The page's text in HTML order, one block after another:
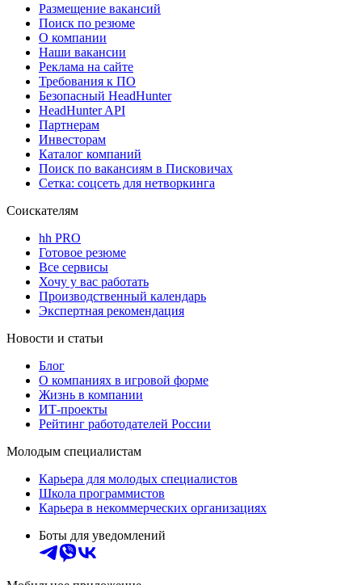
Размещение вакансий
Поиск по резюме
О компании
Наши вакансии
Реклама на сайте
Требования к ПО
Безопасный HeadHunter
HeadHunter API
Партнерам
Инвесторам
Каталог компаний
Поиск по вакансиям в Писковичах
Сетка: соцсеть для нетворкинга
Соискателям
hh PRO
Готовое резюме
Все сервисы
Хочу у вас работать
Производственный календарь
Экспертная рекомендация
Новости и статьи
Блог
О компаниях в игровой форме
Жизнь в компании
ИТ-проекты
Рейтинг работодателей России
Молодым специалистам
Карьера для молодых специалистов
Школа программистов
Карьера в некоммерческих организациях
Боты для уведомлений